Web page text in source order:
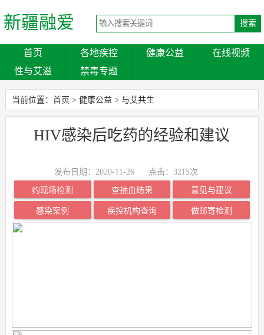
新疆融爱
首页 各地疾控 健康公益
在线视频
性与艾滋
禁毒专题
当前位置： 首页 > 健康公益 > 与艾共生
HIV感染后吃药的经验和建议
发布日期：2020-11-26 点击： 3215次
约现场检测 查抽血结果 意见与建议
感染案例 疾控机构查询 做邮寄检测